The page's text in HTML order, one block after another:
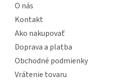
O nás
Kontakt
Ako nakupovať
Doprava a platba
Obchodné podmienky
Vrátenie tovaru